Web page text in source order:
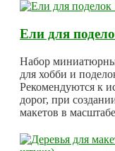
Ели для
Набор
для хобби и
Рекомендуются к
дорог, при
макетов в